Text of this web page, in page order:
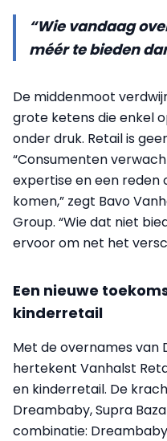
“Wie vandaag
méér te bieden
De middenmoot
grote ketens die enkel
onder druk. Retail is
“Consumenten
expertise en een reden
komen,” zegt Bavo
Group. “Wie dat niet
ervoor om net het
Een nieuwe
kinderretail
Met de overnames van
hertekent Vanhalst
en kinderretail. De
Dreambaby, Supra
combinatie: